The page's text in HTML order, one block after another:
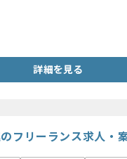
詳細を見る
フリーランス求人・